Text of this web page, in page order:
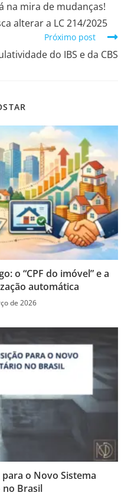
na mira de mudanças!
alterar a LC 214/2025
Próximo post
do IBS e da CBS
o “CPF do imóvel” e a
automática
de 2026
o Novo Sistema
Brasil